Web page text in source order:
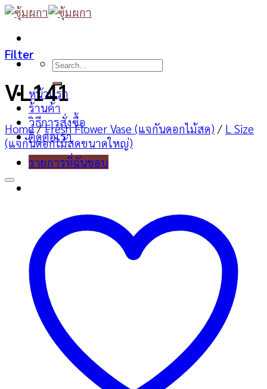
Skip
content
Search
หน้าแรก
ร้านค้า
วิธีการสั่งซื้อ
ติดต่อเรา
รายการที่ฉันชอบ
Filter
VL141
Home / Fresh Flower Vase (แจกันดอกไม้สด) / L Size
(แจกันดอกไม้สดขนาดใหญ่)